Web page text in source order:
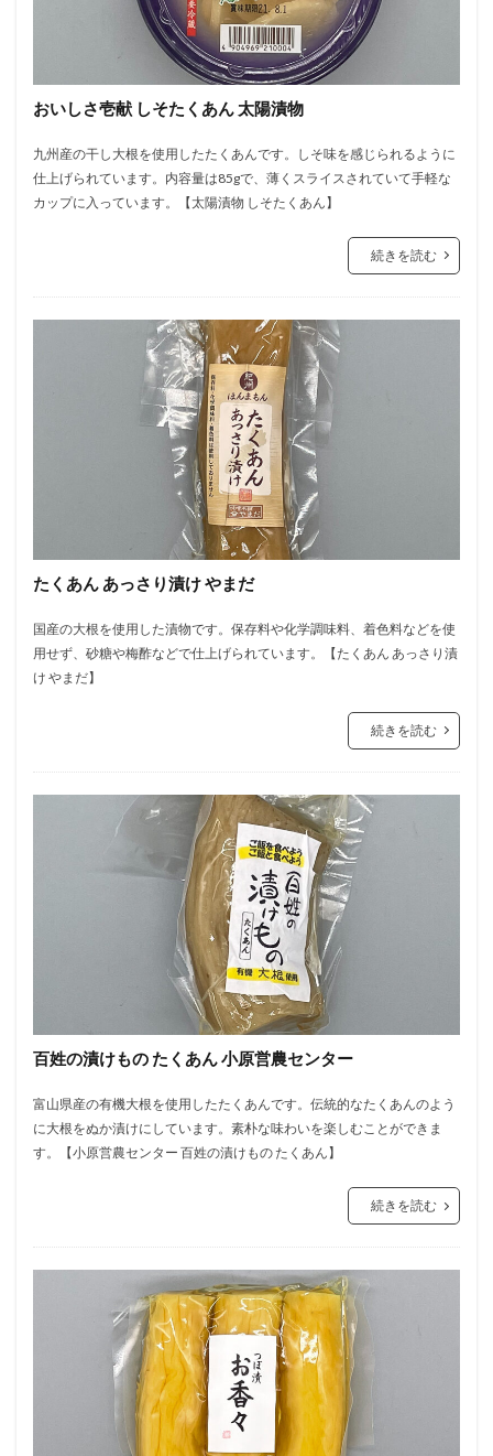
おいしさ壱献 しそたくあん 太陽漬物
九州産の干し大根を使用したたくあんです。しそ味を感じられるように
仕上げられています。内容量は85gで、薄くスライスされていて手軽な
カップに入っています。【太陽漬物 しそたくあん】
続きを読む
たくあん あっさり漬け やまだ
国産の大根を使用した漬物です。保存料や化学調味料、着色料などを使
用せず、砂糖や梅酢などで仕上げられています。【たくあん あっさり漬
け やまだ】
続きを読む
百姓の漬けもの たくあん 小原営農センター
富山県産の有機大根を使用したたくあんです。伝統的なたくあんのよう
に大根をぬか漬けにしています。素朴な味わいを楽しむことができま
す。【小原営農センター 百姓の漬けもの たくあん】
続きを読む